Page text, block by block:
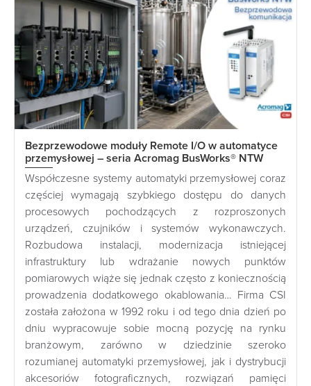
Bezprzewodowe moduły Remote I/O w automatyce
przemysłowej – seria Acromag BusWorks® NTW
Współczesne systemy automatyki przemysłowej coraz
częściej wymagają szybkiego dostępu do danych
procesowych pochodzących z rozproszonych
urządzeń, czujników i systemów wykonawczych.
Rozbudowa instalacji, modernizacja istniejącej
infrastruktury lub wdrażanie nowych punktów
pomiarowych wiąże się jednak często z koniecznością
prowadzenia dodatkowego okablowania… Firma CSI
została założona w 1992 roku i od tego dnia dzień po
dniu wypracowuje sobie mocną pozycję na rynku
branżowym, zarówno w dziedzinie szeroko
rozumianej automatyki przemysłowej, jak i dystrybucji
akcesoriów fotograficznych, rozwiązań pamięci